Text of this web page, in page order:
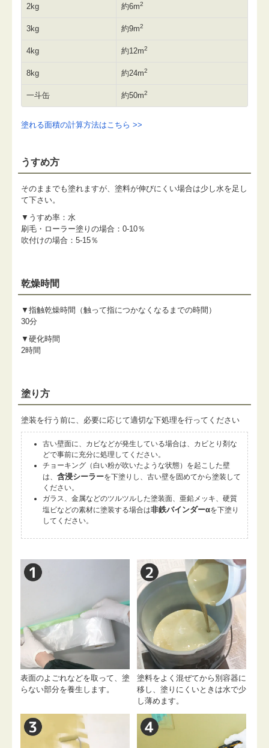
2kg 約6m2
3kg 約9m2
4kg 約12m2
8kg 約24m2
一斗缶 約50m2
塗れる面積の計算方法はこちら >>
うすめ方
そのままでも塗れますが、塗料が伸びにくい場合は少し水を足し
て下さい。
▼うすめ率：水
刷毛・ローラー塗りの場合：0-10％
吹付けの場合：5-15％
乾燥時間
▼指触乾燥時間（触って指につかなくなるまでの時間）
30分
▼硬化時間
2時間
塗り方
塗装を行う前に、必要に応じて適切な下処理を行ってください
古い壁面に、カビなどが発生している場合は、カビとり剤な
どで事前に充分に処理してください。
チョーキング（白い粉が吹いたような状態）を起こした壁
は、 含浸シーラーを下塗りし、古い壁を固めてから塗装して
ください。
ガラス、金属などのツルツルした塗装面、亜鉛メッキ、硬質
塩ビなどの素材に塗装する場合は非鉄バインダーαを下塗り
してください。
表面のよごれなどを取って、塗
らない部分を養生します。
塗料をよく混ぜてから別容器に
移し、塗りにくいときは水で少
し薄めます。